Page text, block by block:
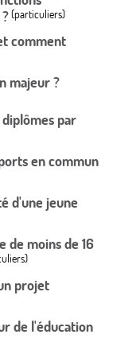
(particuliers)
comment
majeur ?
par
en commun
d'une jeune
de moins de 16
projet
de l'éducation